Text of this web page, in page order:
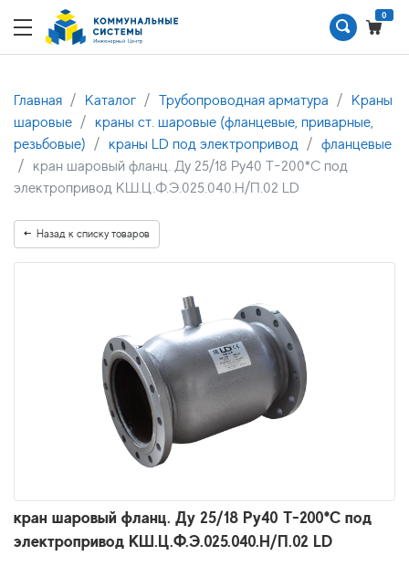
0
Главная Каталог Трубопроводная арматура
Краны
шаровые
краны ст. шаровые (фланцевые, приварные,
резьбовые)
краны LD под электропривод
фланцевые
кран шаровый фланц. Ду 25/18 Ру40 Т-200*С под
электропривод КШ.Ц.Ф.Э.025.040.Н/П.02 LD
Назад к списку товаров
кран шаровый фланц. Ду 25/18 Ру40 Т-200*С под
электропривод КШ.Ц.Ф.Э.025.040.Н/П.02 LD